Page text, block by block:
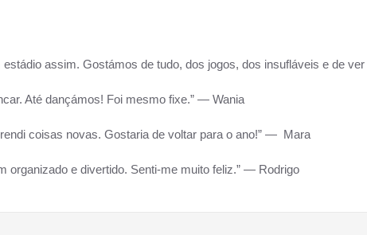
assim. Gostámos de tudo, dos jogos, dos insufláveis e de
Até dançámos! Foi mesmo fixe.” — Wania
coisas novas. Gostaria de voltar para o ano!” — Mara
organizado e divertido. Senti-me muito feliz.” — Rodrigo